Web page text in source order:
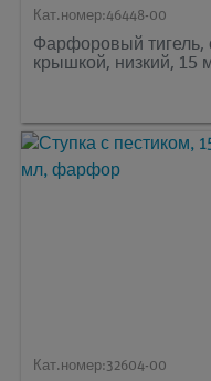
Кат.номер:46448-00
Фарфоровый тигель,
крышкой, низкий, 15
Кат.номер:32604-00